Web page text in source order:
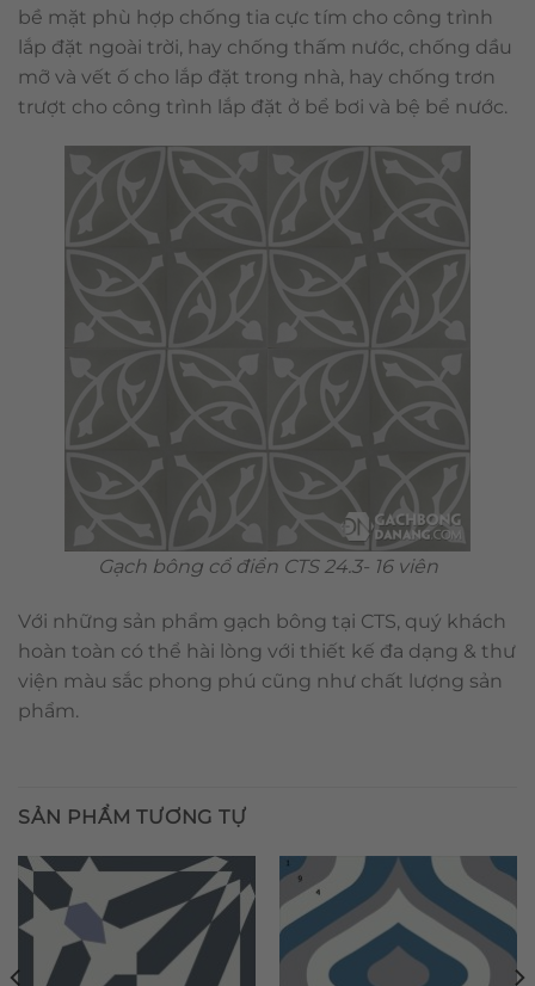
bề mặt phù hợp chống tia cực tím cho công trình
lắp đặt ngoài trời, hay chống thấm nước, chống dầu
mỡ và vết ố cho lắp đặt trong nhà, hay chống trơn
trượt cho công trình lắp đặt ở bể bơi và bệ bể nước.
Gạch bông cổ điển CTS 24.3- 16 viên
Với những sản phẩm gạch bông tại CTS, quý khách
hoàn toàn có thể hài lòng với thiết kế đa dạng & thư
viện màu sắc phong phú cũng như chất lượng sản
phẩm.
SẢN PHẨM TƯƠNG TỰ